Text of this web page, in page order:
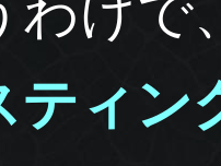
けで
ティ